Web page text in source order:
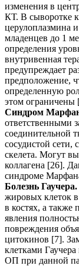
изменения в
КТ. В сыворотке
церулоплазмина
младенцев до 1
определения
внутривенная
предупреждает
предположение,
определенную
этом ограничены
Синдром
ответственными
соединительной
сосудистой сети,
скелета. Могут
коллагена [26].
синдроме
Болезнь Гаучера.
жировых клеток
в костях, а также
явления
повреждения
цитокинов [7].
клетками
ОП при данной